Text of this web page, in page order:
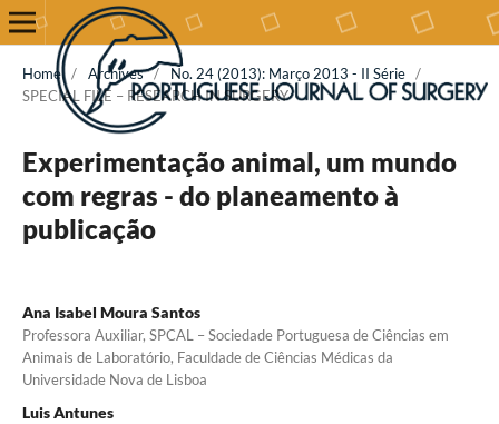
Home / Archives / No. 24 (2013): Março 2013 - II Série /
SPECIAL FILE – RESEARCH IN SURGERY
Experimentação animal, um mundo
com regras - do planeamento à
publicação
Ana Isabel Moura Santos
Professora Auxiliar, SPCAL – Sociedade Portuguesa de Ciências em
Animais de Laboratório, Faculdade de Ciências Médicas da
Universidade Nova de Lisboa
Luis Antunes